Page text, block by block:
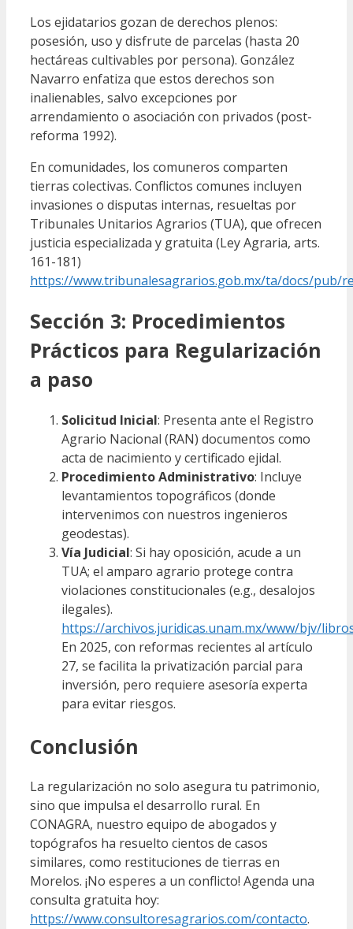
Los ejidatarios gozan de derechos plenos:
posesión, uso y disfrute de parcelas (hasta 20
hectáreas cultivables por persona). González
Navarro enfatiza que estos derechos son
inalienables, salvo excepciones por
arrendamiento o asociación con privados (post-
reforma 1992).
En comunidades, los comuneros comparten
tierras colectivas. Conflictos comunes incluyen
invasiones o disputas internas, resueltas por
Tribunales Unitarios Agrarios (TUA), que ofrecen
justicia especializada y gratuita (Ley Agraria, arts.
161-181)
https://www.tribunalesagrarios.gob.mx/ta/docs/pub/
Sección 3: Procedimientos
Prácticos para Regularización
a paso
Solicitud Inicial: Presenta ante el Registro
Agrario Nacional (RAN) documentos como
acta de nacimiento y certificado ejidal.
Procedimiento Administrativo: Incluye
levantamientos topográficos (donde
intervenimos con nuestros ingenieros
geodestas).
Vía Judicial: Si hay oposición, acude a un
TUA; el amparo agrario protege contra
violaciones constitucionales (e.g., desalojos
ilegales).
https://archivos.juridicas.unam.mx/www/bjv/
En 2025, con reformas recientes al artículo
27, se facilita la privatización parcial para
inversión, pero requiere asesoría experta
para evitar riesgos.
Conclusión
La regularización no solo asegura tu patrimonio,
sino que impulsa el desarrollo rural. En
CONAGRA, nuestro equipo de abogados y
topógrafos ha resuelto cientos de casos
similares, como restituciones de tierras en
Morelos. ¡No esperes a un conflicto! Agenda una
consulta gratuita hoy:
https://www.consultoresagrarios.com/contacto.